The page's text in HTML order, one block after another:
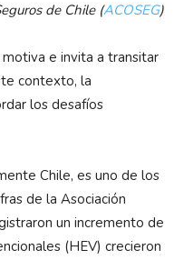
de Chile (ACOSEG)
e invita a transitar
contexto, la
los desafíos
Chile, es uno de los
de la Asociación
un incremento de
(HEV) crecieron